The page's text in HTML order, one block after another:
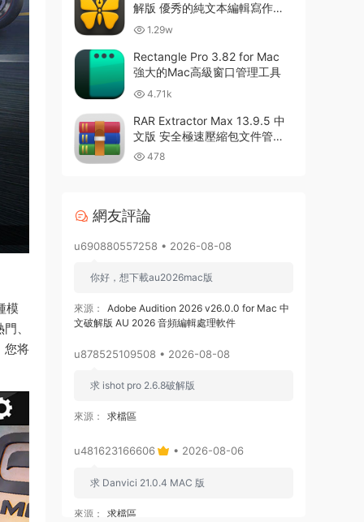
模
、
您将
解版 優秀的純文本編輯寫作軟
件 1.29w
Rectangle Pro 3.82 for Mac
強大的Mac高級窗口管理工具
4.71k
RAR Extractor Max 13.9.5 中
文版 安全極速壓縮包文件管理
器 478
網友評論
u690880557258 • 2026-08-08
你好，想下載au2026mac版
來源：
Adobe Audition 2026 v26.0.0 for Mac 中
文破解版 AU 2026 音頻編輯處理軟件
u878525109508 • 2026-08-08
求 ishot pro 2.6.8破解版
來源： 求檔區
u481623166606 • 2026-08-06
求 Danvici 21.0.4 MAC 版
來源： 求檔區